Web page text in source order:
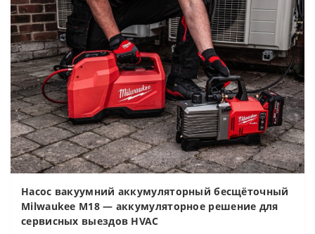
Насос вакуумний аккумуляторный бесщёточный
Milwaukee M18 — аккумуляторное решение для
сервисных выездов HVAC